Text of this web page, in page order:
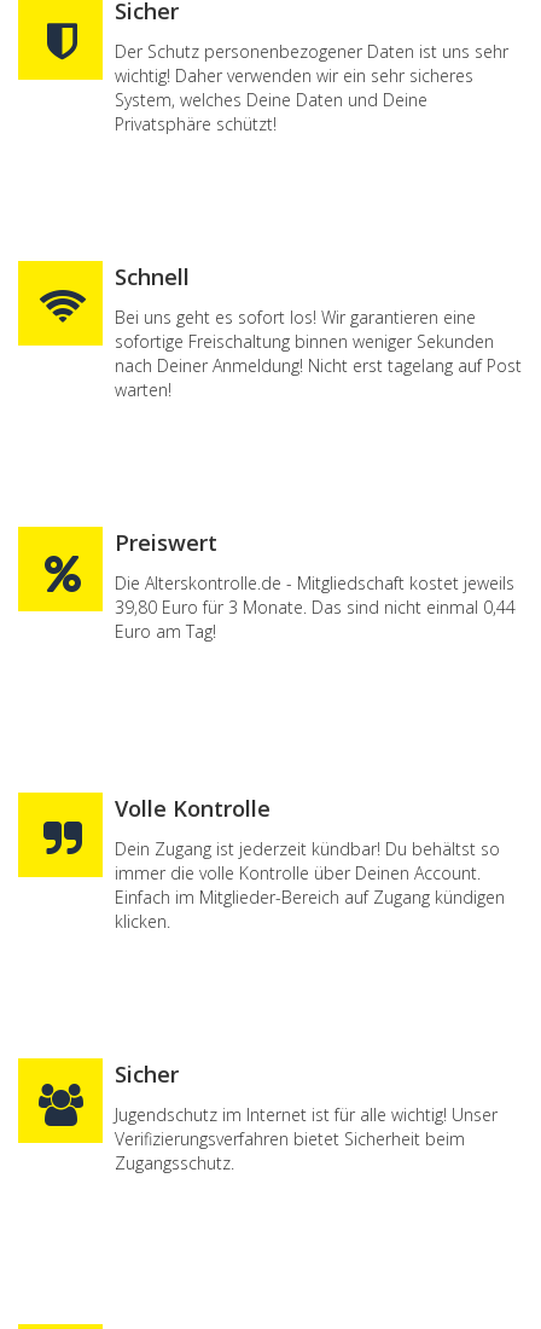
Sicher
Der Schutz personenbezogener Daten ist uns sehr
wichtig! Daher verwenden wir ein sehr sicheres
System, welches Deine Daten und Deine
Privatsphäre schützt!
Schnell
Bei uns geht es sofort los! Wir garantieren eine
sofortige Freischaltung binnen weniger Sekunden
nach Deiner Anmeldung! Nicht erst tagelang auf Post
warten!
Preiswert
Die Alterskontrolle.de - Mitgliedschaft kostet jeweils
39,80 Euro für 3 Monate. Das sind nicht einmal 0,44
Euro am Tag!
Volle Kontrolle
Dein Zugang ist jederzeit kündbar! Du behältst so
immer die volle Kontrolle über Deinen Account.
Einfach im Mitglieder-Bereich auf Zugang kündigen
klicken.
Sicher
Jugendschutz im Internet ist für alle wichtig! Unser
Verifizierungsverfahren bietet Sicherheit beim
Zugangsschutz.